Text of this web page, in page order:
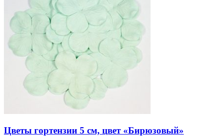
Цветы гортензии 5 см, цвет «Бирюзовый»